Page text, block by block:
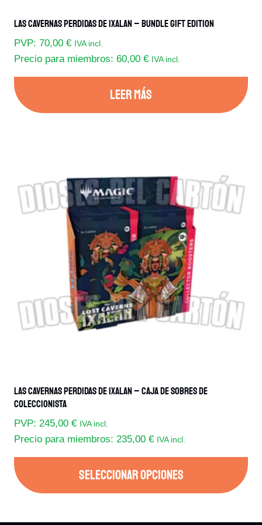
Las Cavernas Perdidas De Ixalan – Bundle Gift Edition
PVP: 70,00 € IVA incl.
Precio para miembros: 60,00 € IVA incl.
LEER MÁS
Las Cavernas Perdidas De Ixalan – Caja De Sobres De
Coleccionista
PVP: 245,00 € IVA incl.
Precio para miembros: 235,00 € IVA incl.
SELECCIONAR OPCIONES